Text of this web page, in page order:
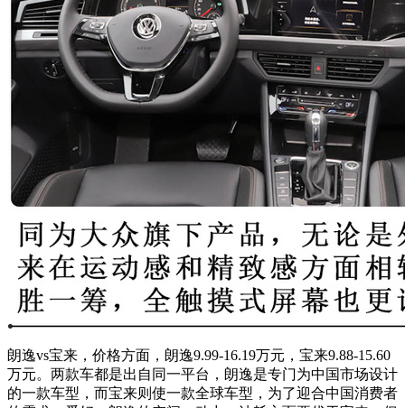
朗逸vs宝来，价格方面，朗逸9.99-16.19万元，宝来9.88-15.60
万元。两款车都是出自同一平台，朗逸是专门为中国市场设计
的一款车型，而宝来则使一款全球车型，为了迎合中国消费者